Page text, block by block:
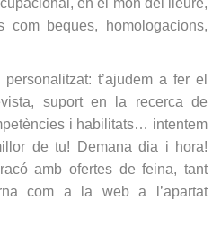
en el món del lleure,
com beques, homologacions,
personalitzat: t’ajudem a fer el
suport en la recerca de
i habilitats… intentem
de tu! Demana dia i hora!
amb ofertes de feina, tant
com a la web a l’apartat